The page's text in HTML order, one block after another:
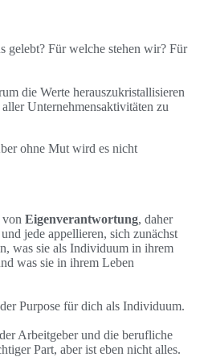
gelebt? Für welche stehen wir? Für
die Werte herauszukristallisieren
Unternehmensaktivitäten zu
ohne Mut wird es nicht
Eigenverantwortung, daher
jede appellieren, sich zunächst
was sie als Individuum in ihrem
was sie in ihrem Leben
Purpose für dich als Individuum.
Arbeitgeber und die berufliche
Part, aber ist eben nicht alles.